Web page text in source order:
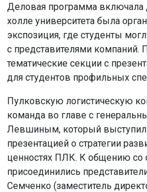
Деловая программа включала
холле университета была
экспозиция, где студенты
с представителями компаний.
тематические секции с
для студентов профильных
Пулковскую логистическую
команда во главе с
Левшиным, который выступил
презентацией о стратегии
ценностях ПЛК. К общению со
присоединились
Семченко (заместитель